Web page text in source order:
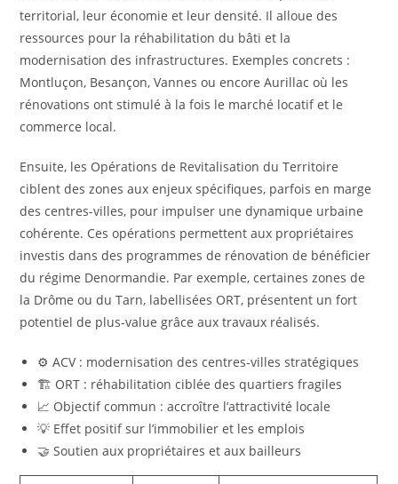
territorial, leur économie et leur densité. Il alloue des
ressources pour la réhabilitation du bâti et la
modernisation des infrastructures. Exemples concrets :
Montluçon, Besançon, Vannes ou encore Aurillac où les
rénovations ont stimulé à la fois le marché locatif et le
commerce local.
Ensuite, les Opérations de Revitalisation du Territoire
ciblent des zones aux enjeux spécifiques, parfois en marge
des centres-villes, pour impulser une dynamique urbaine
cohérente. Ces opérations permettent aux propriétaires
investis dans des programmes de rénovation de bénéficier
du régime Denormandie. Par exemple, certaines zones de
la Drôme ou du Tarn, labellisées ORT, présentent un fort
potentiel de plus-value grâce aux travaux réalisés.
⚙️ ACV : modernisation des centres-villes stratégiques
🏗 ORT : réhabilitation ciblée des quartiers fragiles
📈 Objectif commun : accroître l’attractivité locale
💡 Effet positif sur l’immobilier et les emplois
🤝 Soutien aux propriétaires et aux bailleurs